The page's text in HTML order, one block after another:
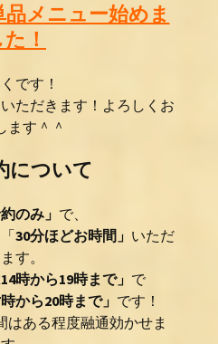
メニュー始めま
た！
です！
ただきます！よろしくお
ます＾＾
について
のみ」 で、
30分ほどお時間」 いただ
す。
時から19時まで」 で
から20時まで」 です！
はある程度融通効かせま